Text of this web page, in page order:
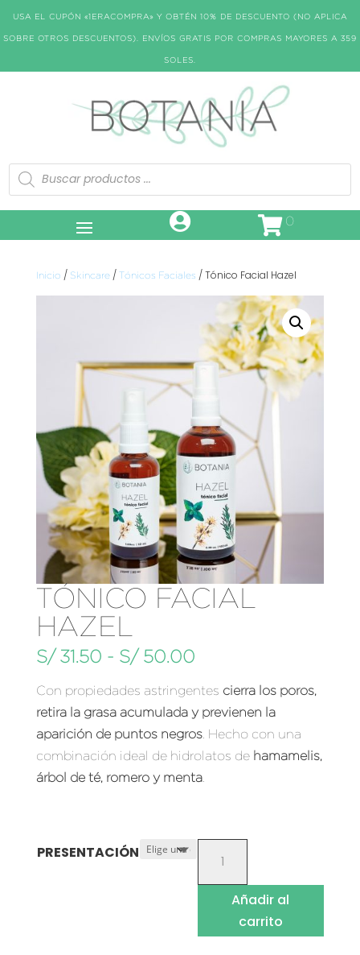
USA EL CUPÓN «1ERACOMPRA» Y OBTÉN 10% DE DESCUENTO (NO APLICA
SOBRE OTROS DESCUENTOS). ENVÍOS GRATIS POR COMPRAS MAYORES A 359
SOLES.
Búsqueda
de
productos
0
Inicio / Skincare/ Tónicos Faciales / Tónico Facial Hazel
TÓNICO FACIAL
HAZEL
S/31.50 - S/50.00Rango
precios:
desde
S/ 31.50
hasta
S/ 50.00
Con propiedades astringentes cierra los poros,
retira la grasa acumulada y previenen la
aparición de puntos negros. Hecho con una
combinación ideal de hidrolatos de hamamelis,
árbol de té, romero y menta.
PRESENTACIÓN
FACIAL
HAZEL
CANTIDAD
Añadir al
carrito